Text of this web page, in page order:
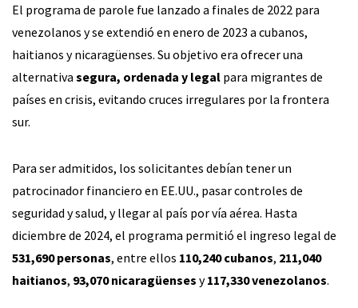
El programa de parole fue lanzado a finales de 2022 para
venezolanos y se extendió en enero de 2023 a cubanos,
haitianos y nicaragüenses. Su objetivo era ofrecer una
alternativa segura, ordenada y legal para migrantes de
países en crisis, evitando cruces irregulares por la frontera
sur.
Para ser admitidos, los solicitantes debían tener un
patrocinador financiero en EE.UU., pasar controles de
seguridad y salud, y llegar al país por vía aérea. Hasta
diciembre de 2024, el programa permitió el ingreso legal de
531,690 personas, entre ellos 110,240 cubanos, 211,040
haitianos, 93,070 nicaragüenses y117,330 venezolanos.